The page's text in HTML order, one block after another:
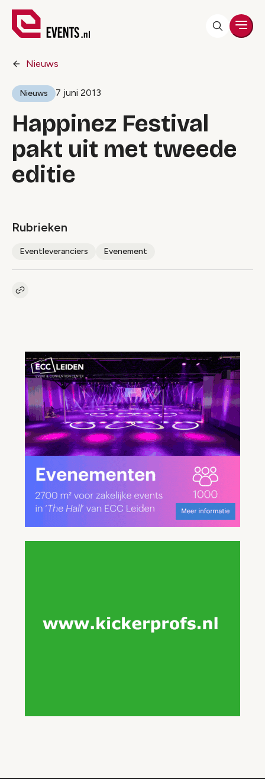
Nieuws
Nieuws 7 juni 2013
Happinez Festival
pakt uit met tweede
editie
Rubrieken
Eventleveranciers Evenement
Kopieer link naar artikel